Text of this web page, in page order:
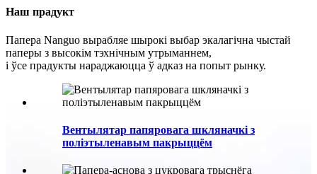
Наш прадукт
Папера Nanguo вырабляе шырокі выбар экалагічна чыстай
паперы з высокім тэхнічным утрыманнем,
і ўсе прадукты нараджаюцца ў адказ на попыт рынку.
Вентылятар папяровага шкляначкі з
поліэтыленавым пакрыццём